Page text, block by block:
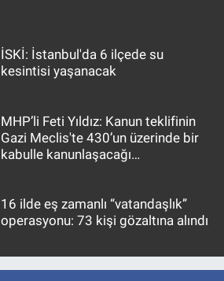
İSKİ: İstanbul'da 6 ilçede su
kesintisi yaşanacak
MHP’li Feti Yıldız: Kanun teklifinin
Gazi Meclis'te 430’un üzerinde bir
kabulle kanunlaşacağı
16 ilde eş zamanlı “vatandaşlık”
operasyonu: 73 kişi gözaltına alındı